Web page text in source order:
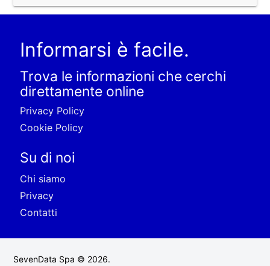
Informarsi è facile.
Trova le informazioni che cerchi
direttamente online
Privacy Policy
Cookie Policy
Su di noi
Chi siamo
Privacy
Contatti
SevenData Spa © 2026.